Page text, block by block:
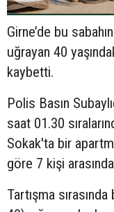
Girne’de bu
uğrayan 40
kaybetti.
Polis Basın
saat 01.30
Sokak'ta bir
göre 7 kişi
Tartışma